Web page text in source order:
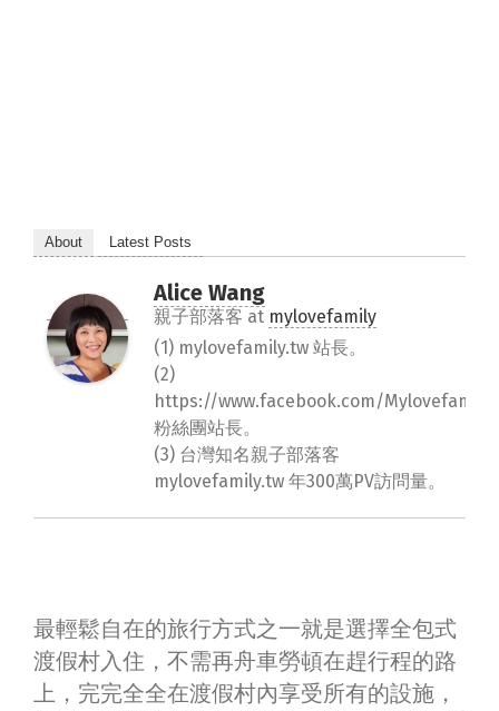
About Latest Posts
Alice Wang
親子部落客 at mylovefamily
(1) mylovefamily.tw 站長。
(2)
https://www.facebook.com/
粉絲團站長。
(3) 台灣知名親子部落客
mylovefamily.tw 年300萬PV訪問量。
最輕鬆自在的旅行方式之一就是選擇全包式
渡假村入住，不需再舟車勞頓在趕行程的路
上，完完全全在渡假村內享受所有的設施，